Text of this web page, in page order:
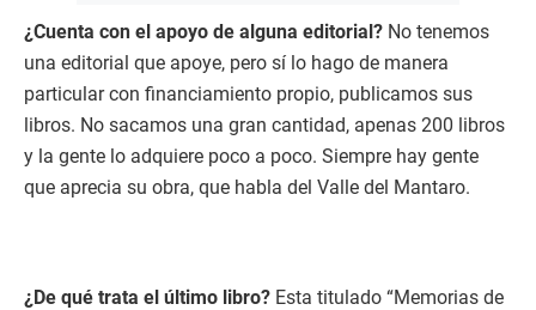
¿Cuenta con el apoyo de alguna editorial? No tenemos
una editorial que apoye, pero sí lo hago de manera
particular con financiamiento propio, publicamos sus
libros. No sacamos una gran cantidad, apenas 200 libros
y la gente lo adquiere poco a poco. Siempre hay gente
que aprecia su obra, que habla del Valle del Mantaro.
¿De qué trata el último libro? Esta titulado “Memorias de